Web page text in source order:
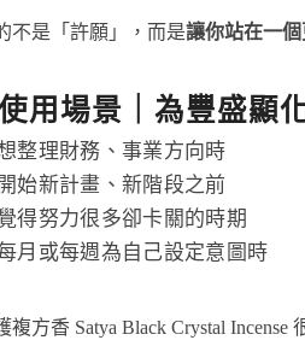
不是「許願」，而是讓你站在一
用場景｜為豐盛顯
整理財務、事業方向時
開始新計畫、新階段之前
得努力很多卻卡關的時期
月或每週為自己設定意圖時
複方香 Satya Black Crystal Incense